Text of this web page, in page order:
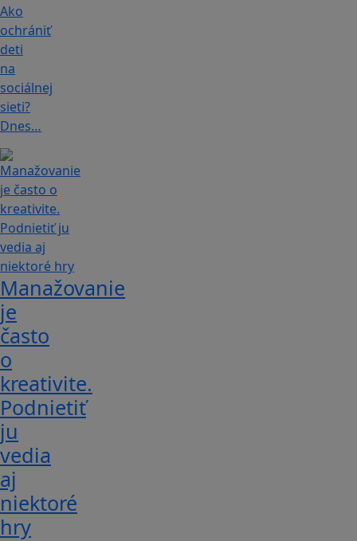
Ako
ochrániť
deti
na
sociálnej
sieti?
Dnes…
Manažovanie
je
často
o
kreativite.
Podnietiť
ju
vedia
aj
niektoré
hry